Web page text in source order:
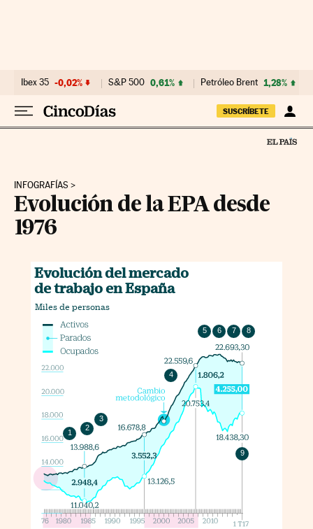
Ibex 35 -0,02% S&P 500 0,61% Petróleo Brent 1,28%
SUSCRÍBETE
INFOGRAFÍAS
Evolución de la EPA desde
1976